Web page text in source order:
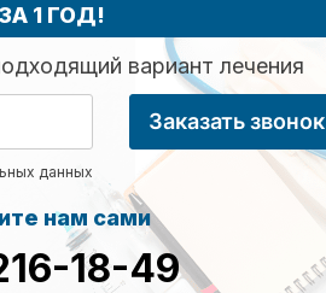
1 ГОД!
вариант лечения
данных
Заказать звонок
нам сами
18-49